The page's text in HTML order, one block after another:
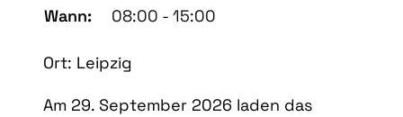
Wann:
08:00 - 15:00
Ort: Leipzig
Am 29. September 2026 laden das